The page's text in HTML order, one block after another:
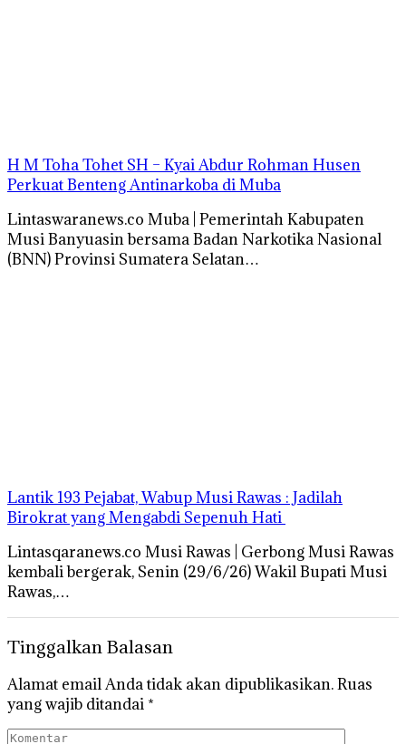
H M Toha Tohet SH – Kyai Abdur Rohman Husen
Perkuat Benteng Antinarkoba di Muba
Lintaswaranews.co Muba | Pemerintah Kabupaten
Musi Banyuasin bersama Badan Narkotika Nasional
(BNN) Provinsi Sumatera Selatan…
‎Lantik 193 Pejabat, Wabup Musi Rawas : Jadilah
Birokrat yang Mengabdi Sepenuh Hati
Lintasqaranews.co Musi Rawas | Gerbong Musi Rawas
kembali bergerak, Senin (29/6/26) Wakil Bupati Musi
Rawas,…
Tinggalkan Balasan
Alamat email Anda tidak akan dipublikasikan.Ruas
yang wajib ditandai *